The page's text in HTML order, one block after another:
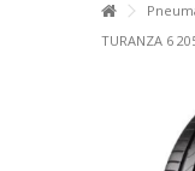
TURANZA 6